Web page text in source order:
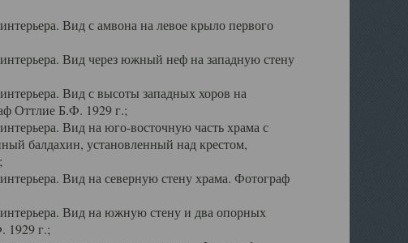
Вид с амвона на левое крыло первого
Вид через южный неф на западную стену
Вид с высоты западных хоров на
Оттлие Б.Ф. 1929 г.;
Вид на юго-восточную часть храма с
балдахин, установленный над крестом,
Вид на северную стену храма. Фотограф
Вид на южную стену и два опорных
1929 г.;